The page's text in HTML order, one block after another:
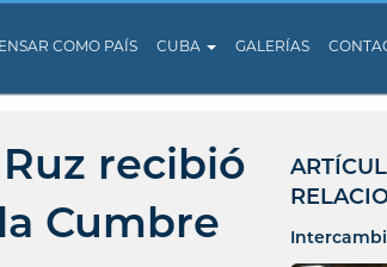
COMO PAÍS CUBA GALERÍAS
recibió
Cumbre